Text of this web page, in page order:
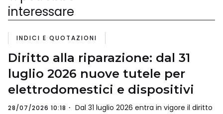
interessare
INDICI E QUOTAZIONI
Diritto alla riparazione: dal 31
luglio 2026 nuove tutele per
elettrodomestici e dispositivi
28/07/2026 10:18
Dal 31 luglio 2026 entra in vigore il diritto